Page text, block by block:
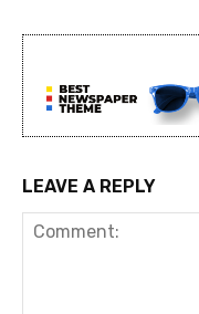
LEAVE A REPLY